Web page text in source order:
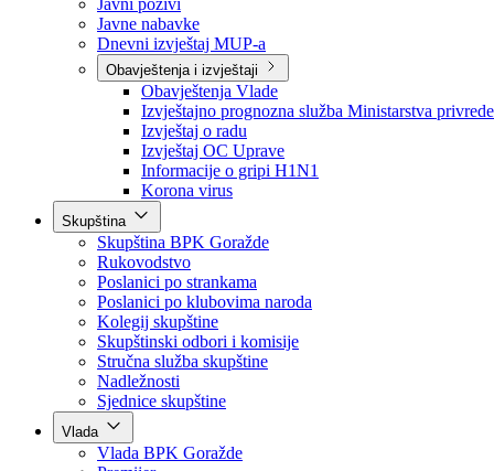
Najave
Konkursi i oglasi
Javni pozivi
Javne nabavke
Dnevni izvještaj MUP-a
Obavještenja i izvještaji
Obavještenja Vlade
Izvještajno prognozna služba Ministarstva privrede
Izvještaj o radu
Izvještaj OC Uprave
Informacije o gripi H1N1
Korona virus
Skupština
Skupština BPK Goražde
Rukovodstvo
Poslanici po strankama
Poslanici po klubovima naroda
Kolegij skupštine
Skupštinski odbori i komisije
Stručna služba skupštine
Nadležnosti
Sjednice skupštine